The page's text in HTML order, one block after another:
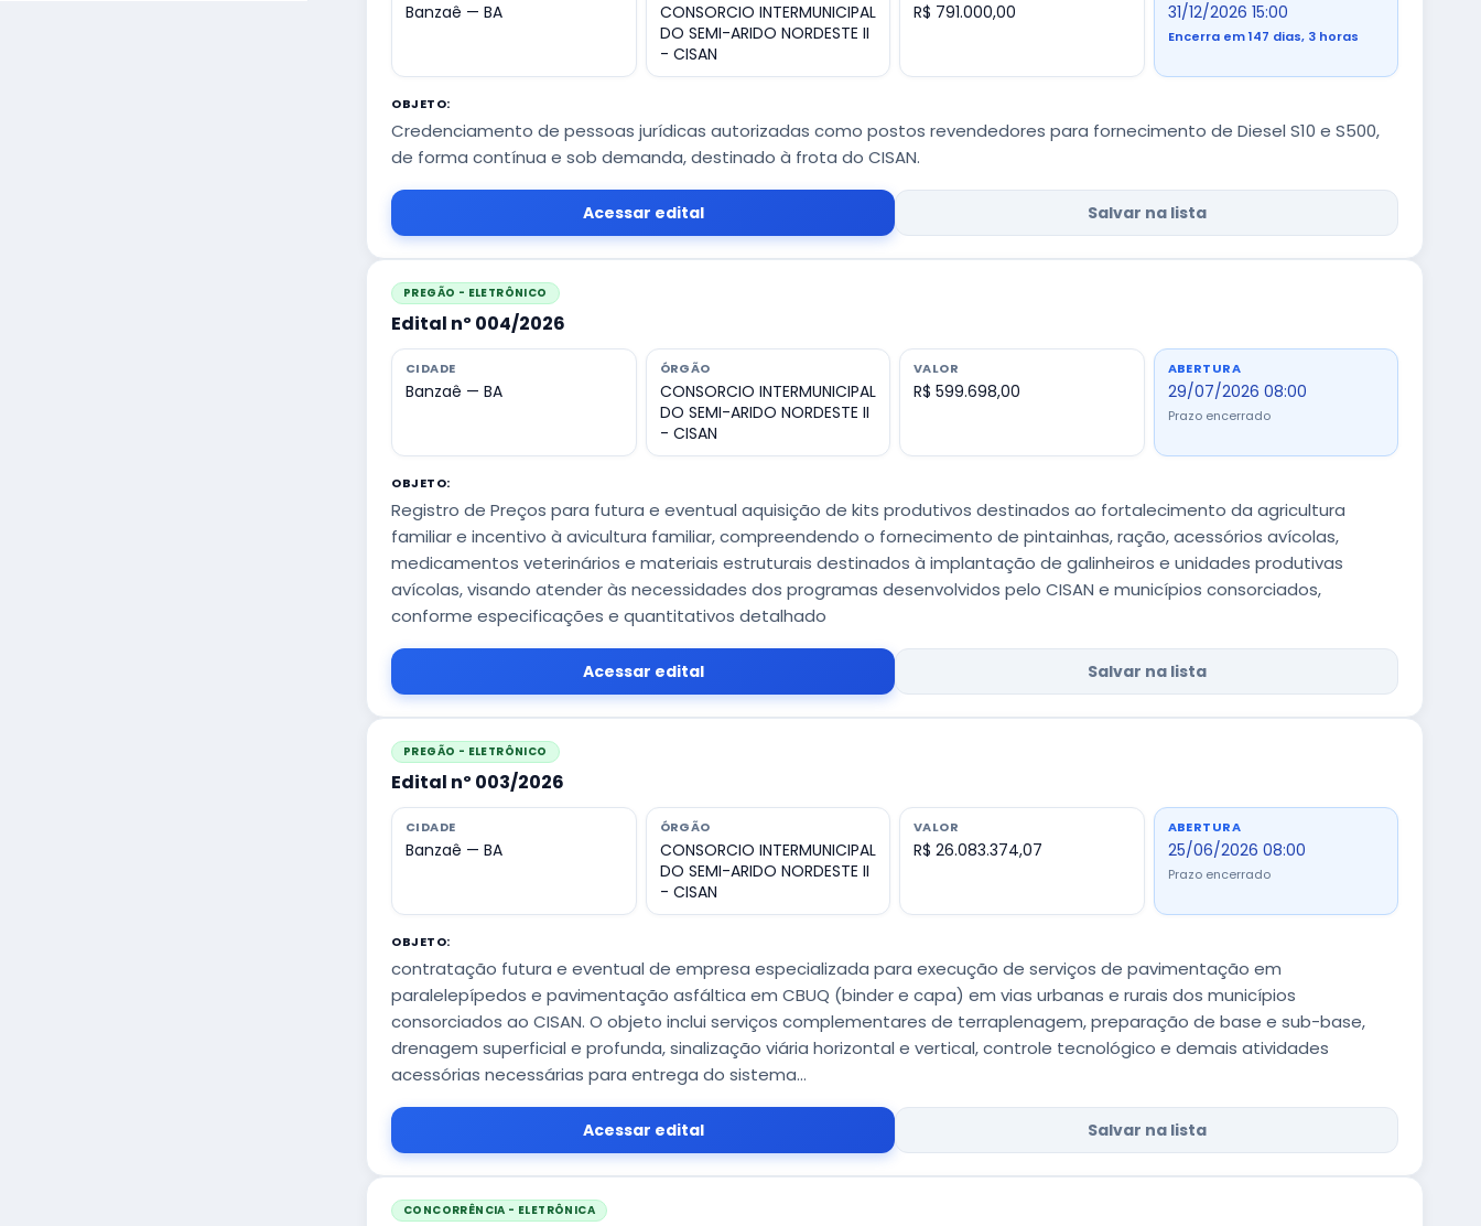
Banzaê — BA
CONSORCIO INTERMUNICIPAL
DO SEMI-ARIDO NORDESTE II
- CISAN
R$ 791.000,00 31/12/2026 15:00
Encerra em 147 dias, 3 horas
OBJETO:
Credenciamento de pessoas jurídicas autorizadas como postos revendedores para fornecimento de Diesel S10 e S500,
de forma contínua e sob demanda, destinado à frota do CISAN.
Acessar edital Salvar na lista
PREGÃO - ELETRÔNICO
Edital nº 004/2026
CIDADE
Banzaê — BA
ÓRGÃO
CONSORCIO INTERMUNICIPAL
DO SEMI-ARIDO NORDESTE II
- CISAN
VALOR
R$ 599.698,00
ABERTURA
29/07/2026 08:00
Prazo encerrado
OBJETO:
Registro de Preços para futura e eventual aquisição de kits produtivos destinados ao fortalecimento da agricultura
familiar e incentivo à avicultura familiar, compreendendo o fornecimento de pintainhas, ração, acessórios avícolas,
medicamentos veterinários e materiais estruturais destinados à implantação de galinheiros e unidades produtivas
avícolas, visando atender às necessidades dos programas desenvolvidos pelo CISAN e municípios consorciados,
conforme especificações e quantitativos detalhado
Acessar edital Salvar na lista
PREGÃO - ELETRÔNICO
Edital nº 003/2026
CIDADE
Banzaê — BA
ÓRGÃO
CONSORCIO INTERMUNICIPAL
DO SEMI-ARIDO NORDESTE II
- CISAN
VALOR
R$ 26.083.374,07
ABERTURA
25/06/2026 08:00
Prazo encerrado
OBJETO:
contratação futura e eventual de empresa especializada para execução de serviços de pavimentação em
paralelepípedos e pavimentação asfáltica em CBUQ (binder e capa) em vias urbanas e rurais dos municípios
consorciados ao CISAN. O objeto inclui serviços complementares de terraplenagem, preparação de base e sub-base,
drenagem superficial e profunda, sinalização viária horizontal e vertical, controle tecnológico e demais atividades
acessórias necessárias para entrega do sistema...
Acessar edital Salvar na lista
CONCORRÊNCIA - ELETRÔNICA